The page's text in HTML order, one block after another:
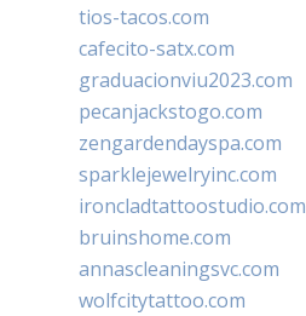
tios-tacos.com
cafecito-satx.com
graduacionviu2023.com
pecanjackstogo.com
zengardendayspa.com
sparklejewelryinc.com
ironcladtattoostudio.com
bruinshome.com
annascleaningsvc.com
wolfcitytattoo.com